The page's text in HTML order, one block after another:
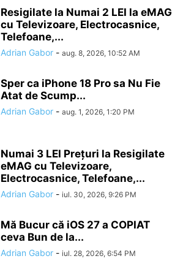
Resigilate la Numai 2 LEI la eMAG
cu Televizoare, Electrocasnice,
Telefoane,...
Adrian Gabor - aug. 8, 2026, 10:52 AM
Sper ca iPhone 18 Pro sa Nu Fie
Atat de Scump...
Adrian Gabor - aug. 1, 2026, 1:20 PM
Numai 3 LEI Prețuri la Resigilate
eMAG cu Televizoare,
Electrocasnice, Telefoane,...
Adrian Gabor - iul. 30, 2026, 9:26 PM
Mă Bucur că iOS 27 a COPIAT
ceva Bun de la...
Adrian Gabor - iul. 28, 2026, 6:54 PM